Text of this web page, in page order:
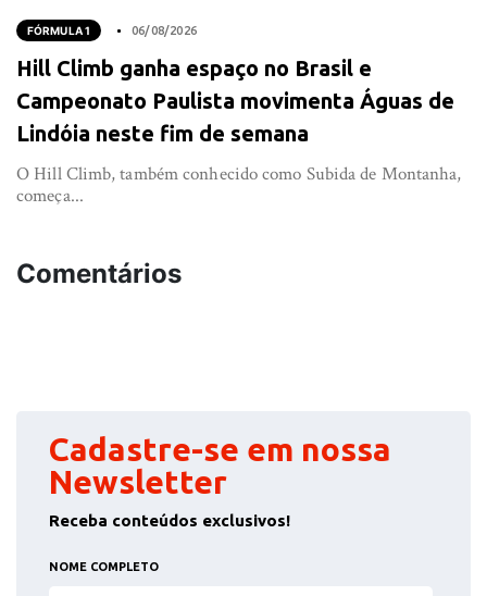
FÓRMULA 1 06/08/2026
Hill Climb ganha espaço no Brasil e
Campeonato Paulista movimenta Águas de
Lindóia neste fim de semana
O Hill Climb, também conhecido como Subida de Montanha,
começa...
Comentários
Cadastre-se em nossa
Newsletter
Receba conteúdos exclusivos!
NOME COMPLETO